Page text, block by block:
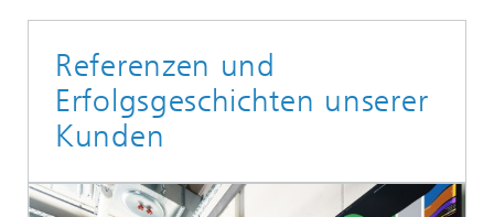
Referenzen und
Erfolgsgeschichten unserer
Kunden